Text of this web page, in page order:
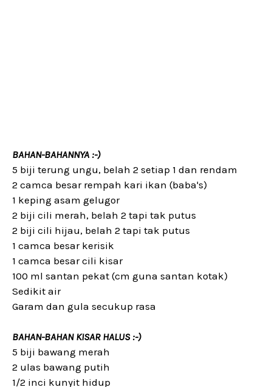
BAHAN-BAHANNYA :-)
5 biji terung ungu, belah 2 setiap 1 dan rendam
2 camca besar rempah kari ikan (baba's)
1 keping asam gelugor
2 biji cili merah, belah 2 tapi tak putus
2 biji cili hijau, belah 2 tapi tak putus
1 camca besar kerisik
1 camca besar cili kisar
100 ml santan pekat (cm guna santan kotak)
Sedikit air
Garam dan gula secukup rasa
BAHAN-BAHAN KISAR HALUS :-)
5 biji bawang merah
2 ulas bawang putih
1/2 inci kunyit hidup